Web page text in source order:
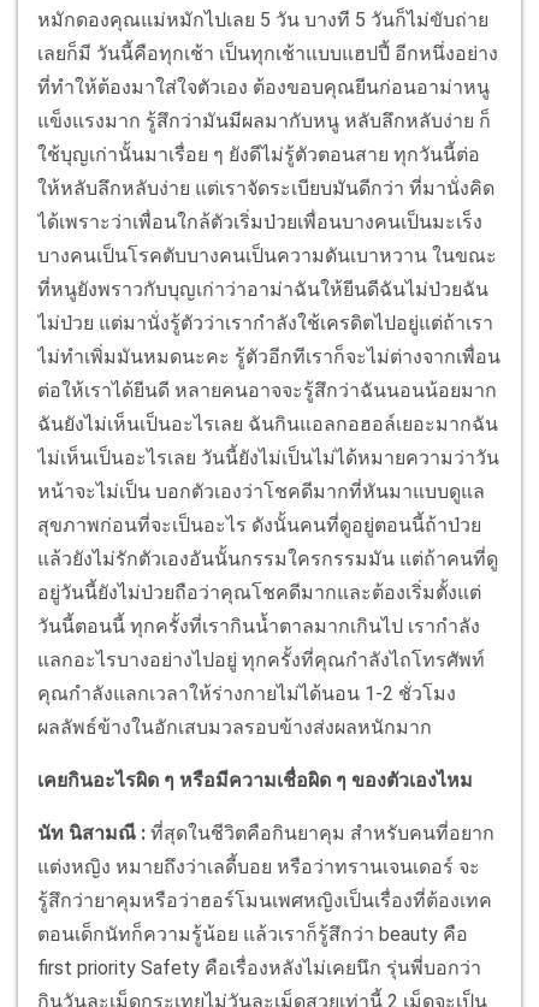
หมักดองคุณแม่หมักไปเลย 5 วัน บางที 5 วันก็ไม่ขับถ่าย
เลยก็มี วันนี้คือทุกเช้า เป็นทุกเช้าแบบแฮปปี้ อีกหนึ่งอย่าง
ที่ทำให้ต้องมาใส่ใจตัวเอง ต้องขอบคุณยีนก่อนอาม่าหนู
แข็งแรงมาก รู้สึกว่ามันมีผลมากับหนู หลับลึกหลับง่าย ก็
ใช้บุญเก่านั้นมาเรื่อย ๆ ยังดีไม่รู้ตัวตอนสาย ทุกวันนี้ต่อ
ให้หลับลึกหลับง่าย แต่เราจัดระเบียบมันดีกว่า ที่มานั่งคิด
ได้เพราะว่าเพื่อนใกล้ตัวเริ่มป่วยเพื่อนบางคนเป็นมะเร็ง
บางคนเป็นโรคตับบางคนเป็นความดันเบาหวาน ในขณะ
ที่หนูยังพราวกับบุญเก่าว่าอาม่าฉันให้ยีนดีฉันไม่ป่วยฉัน
ไม่ป่วย แต่มานั่งรู้ตัวว่าเรากำลังใช้เครดิตไปอยู่แต่ถ้าเรา
ไม่ทำเพิ่มมันหมดนะคะ รู้ตัวอีกทีเราก็จะไม่ต่างจากเพื่อน
ต่อให้เราได้ยีนดี หลายคนอาจจะรู้สึกว่าฉันนอนน้อยมาก
ฉันยังไม่เห็นเป็นอะไรเลย ฉันกินแอลกอฮอล์เยอะมากฉัน
ไม่เห็นเป็นอะไรเลย วันนี้ยังไม่เป็นไม่ได้หมายความว่าวัน
หน้าจะไม่เป็น บอกตัวเองว่าโชคดีมากที่หันมาแบบดูแล
สุขภาพก่อนที่จะเป็นอะไร ดังนั้นคนที่ดูอยู่ตอนนี้ถ้าป่วย
แล้วยังไม่รักตัวเองอันนั้นกรรมใครกรรมมัน แต่ถ้าคนที่ดู
อยู่วันนี้ยังไม่ป่วยถือว่าคุณโชคดีมากและต้องเริ่มตั้งแต่
วันนี้ตอนนี้ ทุกครั้งที่เรากินน้ำตาลมากเกินไป เรากำลัง
แลกอะไรบางอย่างไปอยู่ ทุกครั้งที่คุณกำลังไถโทรศัพท์
คุณกำลังแลกเวลาให้ร่างกายไม่ได้นอน 1-2 ชั่วโมง
ผลลัพธ์ข้างในอักเสบมวลรอบข้างส่งผลหนักมาก
เคยกินอะไรผิด ๆ หรือมีความเชื่อผิด ๆ ของตัวเองไหม
นัท นิสามณี : ที่สุดในชีวิตคือกินยาคุม สำหรับคนที่อยาก
แต่งหญิง หมายถึงว่าเลดี้บอย หรือว่าทรานเจนเดอร์ จะ
รู้สึกว่ายาคุมหรือว่าฮอร์โมนเพศหญิงเป็นเรื่องที่ต้องเทค
ตอนเด็กนัทก็ความรู้น้อย แล้วเราก็รู้สึกว่า beauty คือ
first priority Safety คือเรื่องหลังไม่เคยนึก รุ่นพี่บอกว่า
กินวันละเม็ดกระเทยไม่วันละเม็ดสวยเท่านี้ 2 เม็ดจะเป็น